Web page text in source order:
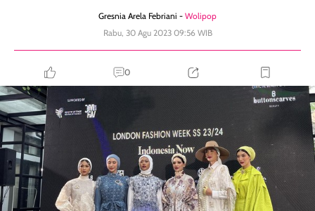
Gresnia Arela Febriani - Wolipop
Rabu, 30 Agu 2023 09:56 WIB
0